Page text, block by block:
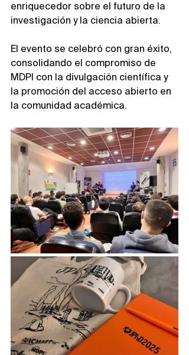
enriquecedor sobre el futuro de la
investigación y la ciencia abierta.
El evento se celebró con gran éxito,
consolidando el compromiso de
MDPI con la divulgación científica y
la promoción del acceso abierto en
la comunidad académica.